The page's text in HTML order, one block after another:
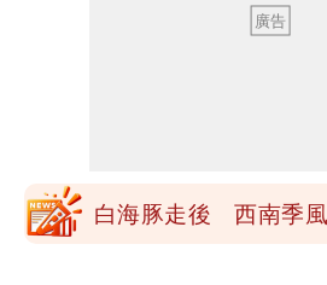
姜厚任女友3碩1博都
核武
白海豚走後 西南季